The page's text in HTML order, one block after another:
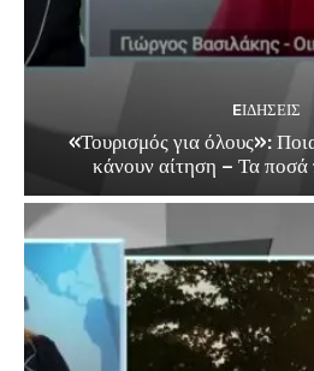
EΙΔΗΣΕΙΣ
«Τουρισμός για όλους»:
κάνουν αίτηση – Τα ποσά